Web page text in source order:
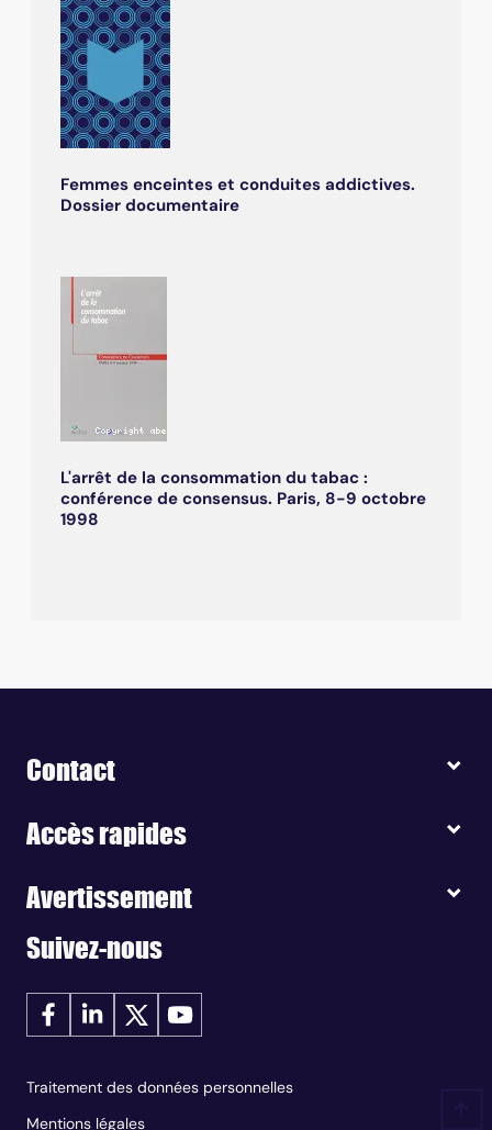
Femmes enceintes et conduites addictives.
Dossier documentaire
L'arrêt de la consommation du tabac :
conférence de consensus. Paris, 8-9 octobre
1998
Contact
Accès rapides
Avertissement
Suivez-nous
Traitement des données personnelles
Mentions légales